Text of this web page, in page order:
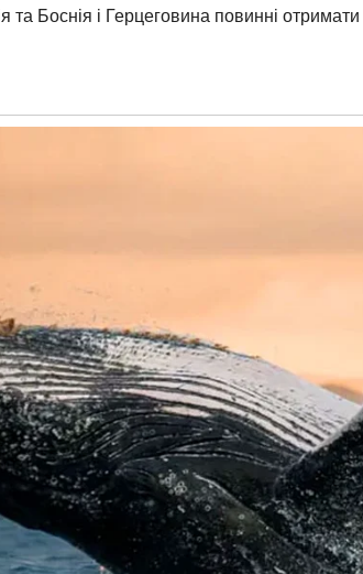
та Боснія і Герцеговина повинні